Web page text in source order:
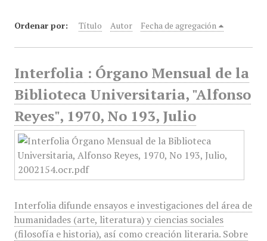
Ordenar por: Título Autor Fecha de agregación
Interfolia : Órgano Mensual de la
Biblioteca Universitaria, "Alfonso
Reyes", 1970, No 193, Julio
Interfolia difunde ensayos e investigaciones del área de
humanidades (arte, literatura) y ciencias sociales
(filosofía e historia), así como creación literaria. Sobre